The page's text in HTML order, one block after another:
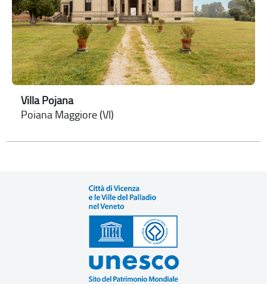
Villa Pojana
Poiana Maggiore (VI)